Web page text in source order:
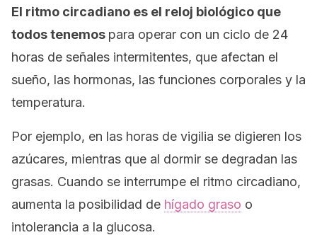
El ritmo circadiano es el reloj biológico que
todos tenemos para operar con un ciclo de 24
horas de señales intermitentes, que afectan el
sueño, las hormonas, las funciones corporales y la
temperatura.
Por ejemplo, en las horas de vigilia se digieren los
azúcares, mientras que al dormir se degradan las
grasas. Cuando se interrumpe el ritmo circadiano,
aumenta la posibilidad de hígado graso o
intolerancia a la glucosa.